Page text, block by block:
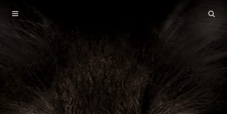
Главная
Архив